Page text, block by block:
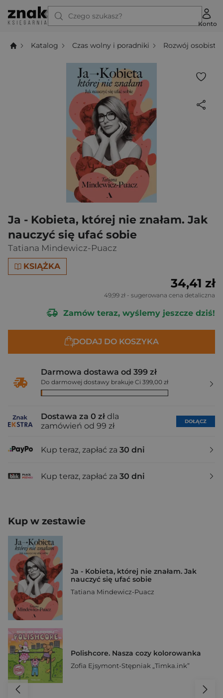
Czego szukasz?
Konto
Katalog Czas wolny i poradniki Rozwój osobisty
Ja - Kobieta, której nie znałam. Jak
nauczyć się ufać sobie
Tatiana Mindewicz-Puacz
KSIĄŻKA
34,41 zł
49,99 zł - sugerowana cena detaliczna
Zamów teraz, wyślemy jeszcze dziś!
DODAJ DO KOSZYKA
Darmowa dostawa od 399 zł
Do darmowej dostawy brakuje Ci 399,00 zł
Dostawa za 0 zł dla
zamówień od 99 zł
DOŁĄCZ
Kup teraz, zapłać za 30 dni
Kup teraz, zapłać za 30 dni
Kup w zestawie
Ja - Kobieta, której nie znałam. Jak
nauczyć się ufać sobie
Tatiana Mindewicz-Puacz
Polishcore. Nasza cozy kolorowanka
Zofia Ejsymont-Stępniak „Timka.ink”